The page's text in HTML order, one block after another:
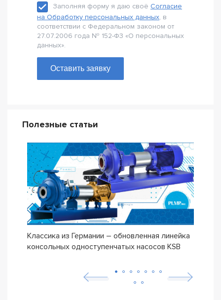
Заполняя форму я даю своё Согласие
на Обработку персональных данных, в
соответствии с Федеральном законом от
27.07.2006 года № 152-Ф3 «О персональных
данных».
Оставить заявку
Полезные статьи
Классика из Германии – обновленная линейка
консольных одноступенчатых насосов KSB